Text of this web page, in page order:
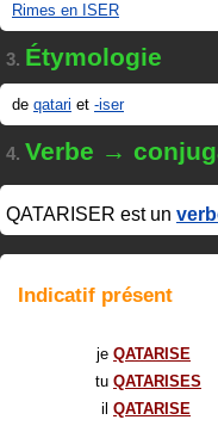
Rimes en ISER
3. Étymologie
de qatari et -iser
4. Verbe →
QATARISER est un
Indicatif présent
je QATARISE
tu QATARISES
il QATARISE